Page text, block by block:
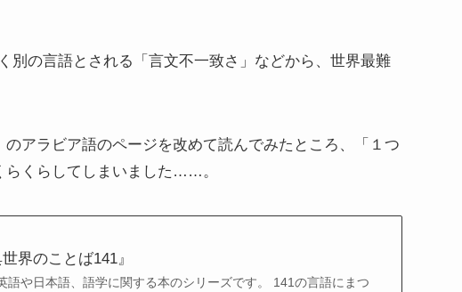
別の言語とされる「言文不一致さ」などから、世界最難
のアラビア語のページを改めて読んでみたところ、「１つ
らくらしてしまいました……。
界のことば141』
語や日本語、語学に関する本のシリーズです。 141の言語にまつ